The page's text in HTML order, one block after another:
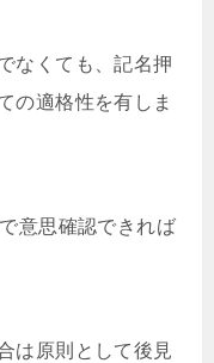
なくても、記名押
の適格性を有しま
意思確認できれば
は原則として後見